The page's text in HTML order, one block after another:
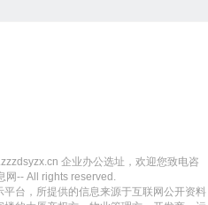
企业办公选址，欢迎您致电咨
网-- All rights reserved.
台，所提供的信息来源于互联网公开资料